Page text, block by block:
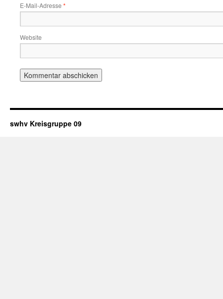
E-Mail-Adresse *
Website
swhv Kreisgruppe 09